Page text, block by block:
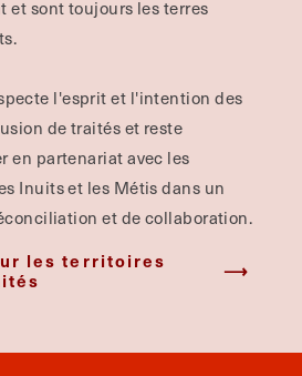
et sont toujours les terres
l'esprit et l'intention des
de traités et reste
en partenariat avec les
Inuits et les Métis dans un
et de collaboration.
les territoires